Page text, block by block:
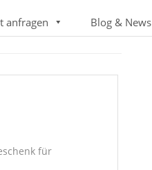
anfragen Blog & News
für